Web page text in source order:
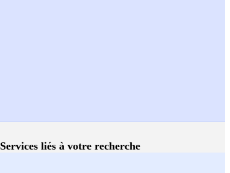
Services liés à votre recherche